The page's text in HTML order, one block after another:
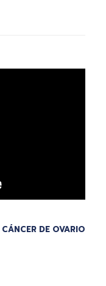
DE OVARIO